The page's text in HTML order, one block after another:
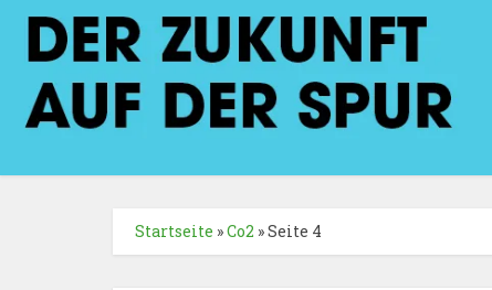
Startseite »Co2 »Seite 4